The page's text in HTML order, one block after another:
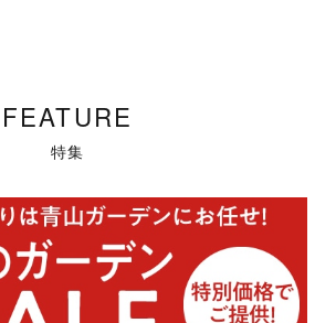
FEATURE
特集